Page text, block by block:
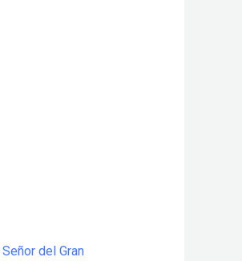
Señor del Gran